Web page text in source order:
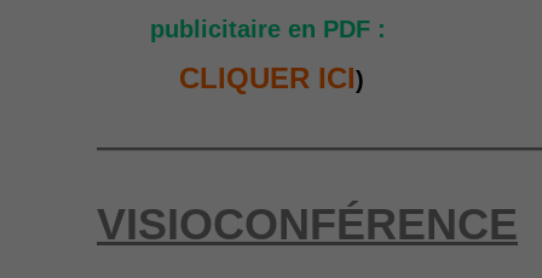
publicitaire en PDF :
CLIQUER ICI)
VISIOCONFÉRENCE